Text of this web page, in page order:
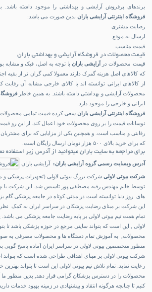
برندهای پرفروش آرایشی و بهداشتی را موجود داشته باشد.
فروشگاه اینترنتی آرایشی باران بدین صورت می باشد:
رضایت مشتری
ارسال به موقع
قیمت مناسب
قیمت محصولات در فروشگاه آرایشی و بهداشتی باران
قیمت محصولات در آرایشی بارانبا توجه به اصل، فیک و مشابه
که کالاهای اصل هزینه گمرک دارند معمولا کمی گران تر از بقیه
از کالاهای ایرانی توانسته اند با کالای خارجی مشابه آن رقابت
محصولات آرایشی و بهداشتی داشته باشند. به همین خاطر
ایرانی و خارجی را موجود دارد.
فروشگاه اینترنتی آرایشی باران سعی کرده قیمت تمامی محصولات
نوسانات قیمت را بر روی محصولات خود اعمال کند. از این رو
رقابتی و مناسب است. و همچنین یکی از مزایایی که برای
که برای خرید بالای ۵۰۰ هزار تومان ارسال رایگان است.
برای مراجعه به سایت باران میتوانید از آدرس زیر استفاده
آدرس وبسایت رسمی گروه آرایشی باران:آرایشی باران
شرکت بیوتی لاولی
توسط خانم مهندس رقیه مصطفی پور تاسیس شد. این شرکت با
های روز دنیا توانسته است در مدتی کوتاه در جامعه پزشکی گام
این شرکت بر مبنای رضایت پزشکان در سراسر ایران به کمک
تمام همت تیم بیوتی لاولی بر پایه رضایت جامعه پزشکی می
لاولی , این است که بتواند سایتی مرجع در حوزه پزشکی باشد تا
منظور متخصصین بیوتی لاولی در سراسر ایران آماده پاسخ گویی
شرکت بیوتی لاولی بر مبنای اهدافی طراحی شده است که
رعایت نماید. تمام تلاش تیم بیوتی لاولی این است تا بتواند
محصولات را در دسترس پزشکان گرامی قرار دهد, بدین منظور ما
کنیم تا چنانچه هرگونه انتقاد و پیشنهادی در زمینه بهبود خدمات